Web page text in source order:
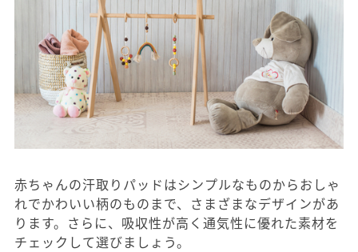
赤ちゃんの汗取りパッドはシンプルなものからおしゃ
れでかわいい柄のものまで、さまざまなデザインがあ
ります。さらに、吸収性が高く通気性に優れた素材を
チェックして選びましょう。